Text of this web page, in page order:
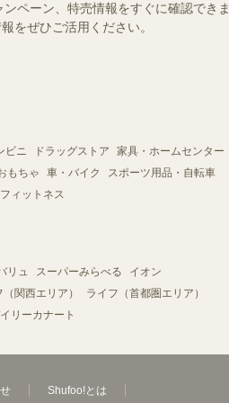
ペーン、特売情報をすぐに確認できま
をぜひご活用ください。
ビニ ドラッグストア
家具・ホームセンター
もちゃ 車・バイク
スポーツ用品・自転車
ィットネス
リュ スーパーみらべる
イオン
関西エリア）
ライフ（首都圏エリア）
リーカナート
Shufoo!とは